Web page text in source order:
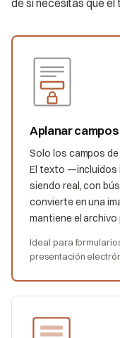
Aplanar
Solo los campos
El texto —incluidos
siendo real, con
convierte en una
mantiene el archivo
Ideal para
presentación